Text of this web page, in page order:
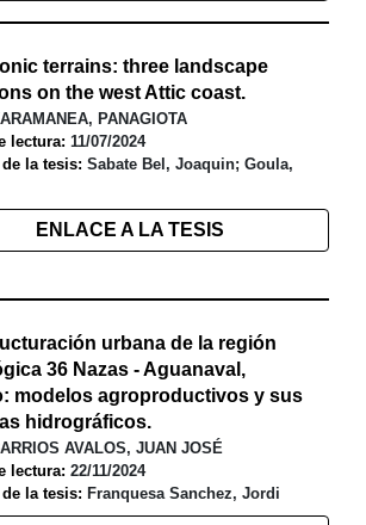
terrains: three landscape
on the west Attic coast.
PANAGIOTA
lectura: 11/07/2024
la tesis: Sabate Bel, Joaquin; Goula,
ENLACE A LA TESIS
urbana de la región
36 Nazas - Aguanaval,
modelos agroproductivos y sus
hidrográficos.
AVALOS, JUAN JOSÉ
lectura: 22/11/2024
la tesis: Franquesa Sanchez, Jordi